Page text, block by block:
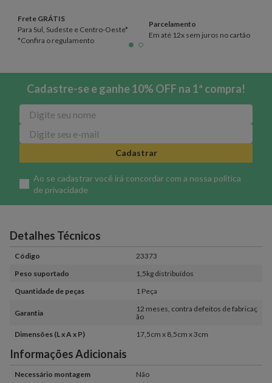
Frete GRÁTIS
Para Sul, Sudeste e Centro-Oeste*
*Confira o regulamento
Parcelamento
Em até 12x sem juros no cartão
Cadastre-se e ganhe 10% OFF na 1ª compra!
Cadastrar
Ao se cadastrar você irá concordar com a nossa política
de privacidade
Detalhes Técnicos
Código
23373
Peso suportado
1,5kg distribuídos
Quantidade de peças
1 Peça
Garantia
12 meses, contra defeitos de fabricaç
ão
Dimensões (L x A x P)
17,5cm x 8,5cm x 3cm
Informações Adicionais
Necessário montagem Não